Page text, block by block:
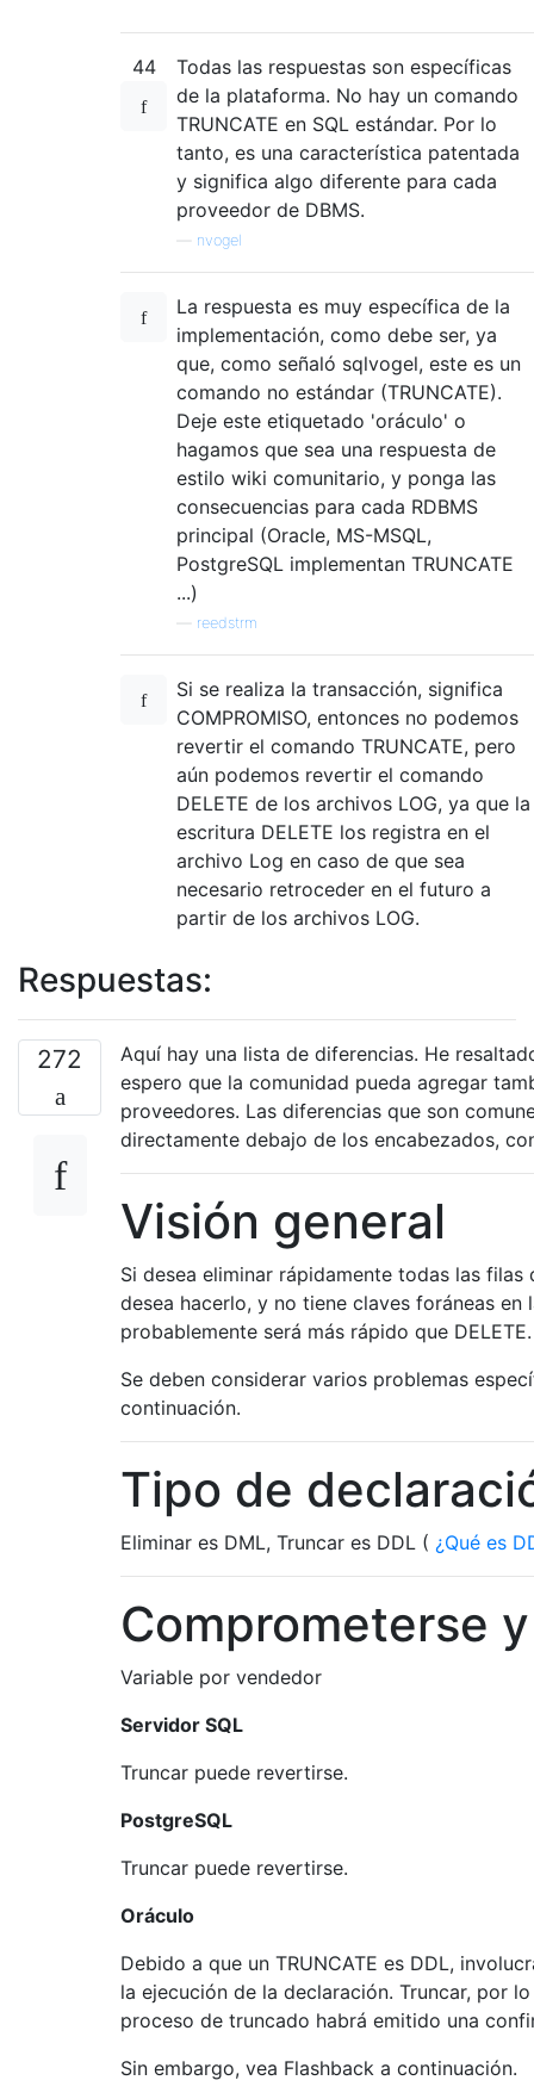
44
Todas las respuestas son específicas
de la plataforma. No hay un comando
TRUNCATE en SQL estándar. Por lo
tanto, es una característica patentada
y significa algo diferente para cada
proveedor de DBMS.
nvogel
La respuesta es muy específica de la
implementación, como debe ser, ya
que, como señaló sqlvogel, este es un
comando no estándar (TRUNCATE).
Deje este etiquetado 'oráculo' o
hagamos que sea una respuesta de
estilo wiki comunitario, y ponga las
consecuencias para cada RDBMS
principal (Oracle, MS-MSQL,
PostgreSQL implementan TRUNCATE
...)
reedstrm
Si se realiza la transacción, significa
COMPROMISO, entonces no podemos
revertir el comando TRUNCATE, pero
aún podemos revertir el comando
DELETE de los archivos LOG, ya que la
escritura DELETE los registra en el
archivo Log en caso de que sea
necesario retroceder en el futuro a
partir de los archivos LOG.
Respuestas:
272
Aquí hay una lista de diferencias. He
espero que la comunidad pueda agregar
proveedores. Las diferencias que son
directamente debajo de los encabezados,
Visión general
Si desea eliminar rápidamente todas las
desea hacerlo, y no tiene claves foráneas en
probablemente será más rápido que
Se deben considerar varios problemas
continuación.
Tipo de
Eliminar es DML, Truncar es DDL ( ¿Qué es
Comprometerse
Variable por vendedor
Servidor SQL
Truncar puede revertirse.
PostgreSQL
Truncar puede revertirse.
Oráculo
Debido a que un TRUNCATE es DDL,
la ejecución de la declaración. Truncar, por
proceso de truncado habrá emitido una
Sin embargo, vea Flashback a continuación.